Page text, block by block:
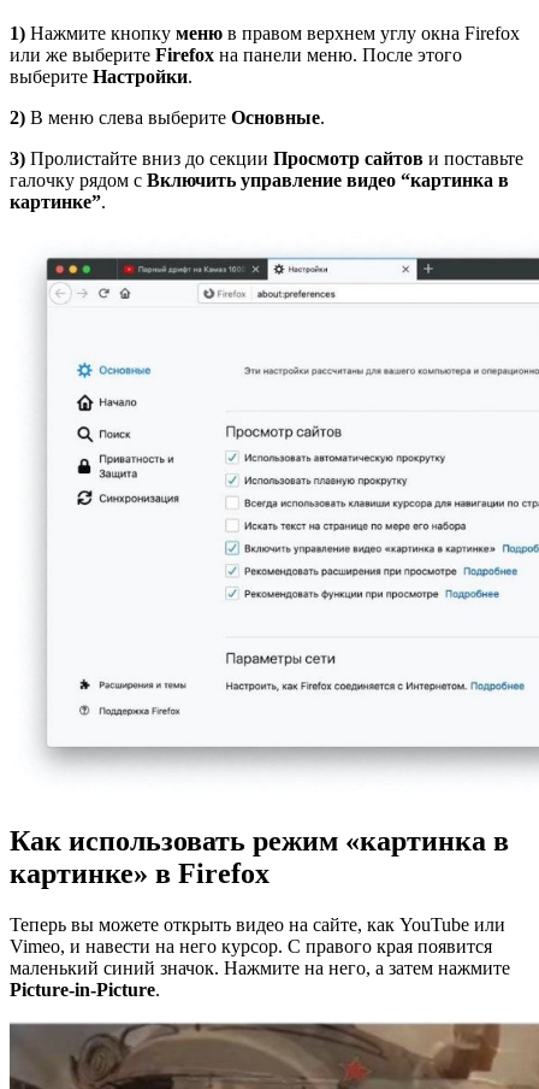
1) Нажмите кнопку меню в правом верхнем углу окна Firefox
или же выберите Firefox на панели меню. После этого
выберите Настройки.
2) В меню слева выберите Основные.
3) Пролистайте вниз до секции Просмотр сайтов и поставьте
галочку рядом с Включить управление видео “картинка в
картинке”.
Как использовать режим «картинка в
картинке» в Firefox
Теперь вы можете открыть видео на сайте, как YouTube или
Vimeo, и навести на него курсор. С правого края появится
маленький синий значок. Нажмите на него, а затем нажмите
Picture-in-Picture.